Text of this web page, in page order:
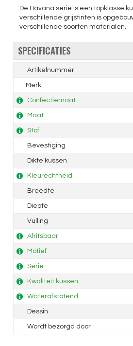
De Havana serie is een topklasse
verschillende grijstinten is
verschillende soorten materialen.
SPECIFICATIES
Artikelnummer
Merk
Confectiemaat
Maat
Stof
Bevestiging
Dikte kussen
Kleurechtheid
Breedte
Diepte
Vulling
Afritsbaar
Motief
Serie
Kwaliteit kussen
Waterafstotend
Dessin
Wordt bezorgd door